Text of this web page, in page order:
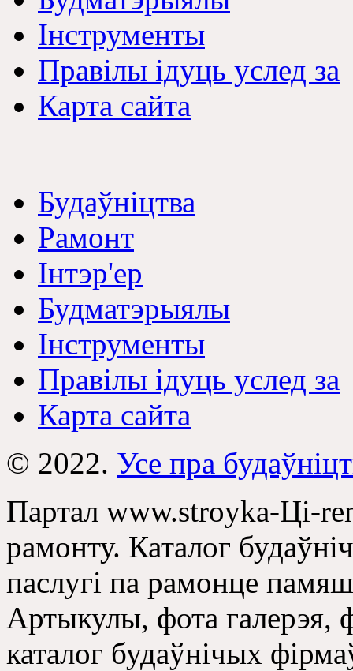
Інструменты
Правілы ідуць услед за
Карта сайта
Будаўніцтва
Рамонт
Інтэр'ер
Будматэрыялы
Інструменты
Правілы ідуць услед за
Карта сайта
© 2022. Усе пра
Партал www.stroyka-Ці-
рамонту. Каталог
паслугі па рамонце
Артыкулы, фота галерэя,
каталог будаўнічых